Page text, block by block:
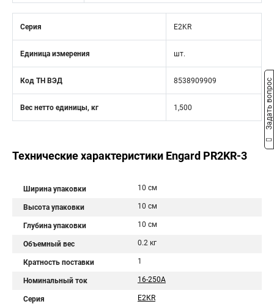
Серия E2KR
Единица измерения шт.
Код ТН ВЭД 8538909909
Вес нетто единицы, кг 1,500
Технические характеристики Engard PR2KR-3
Ширина упаковки 10 см
Высота упаковки 10 см
Глубина упаковки 10 см
Объемный вес 0.2 кг
Кратность поставки 1
Номинальный ток 16-250A
Серия Е2КR
Задать вопрос